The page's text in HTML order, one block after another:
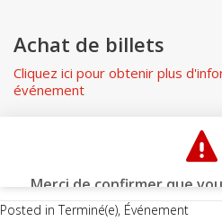
Posted inTerminé(e), Événement